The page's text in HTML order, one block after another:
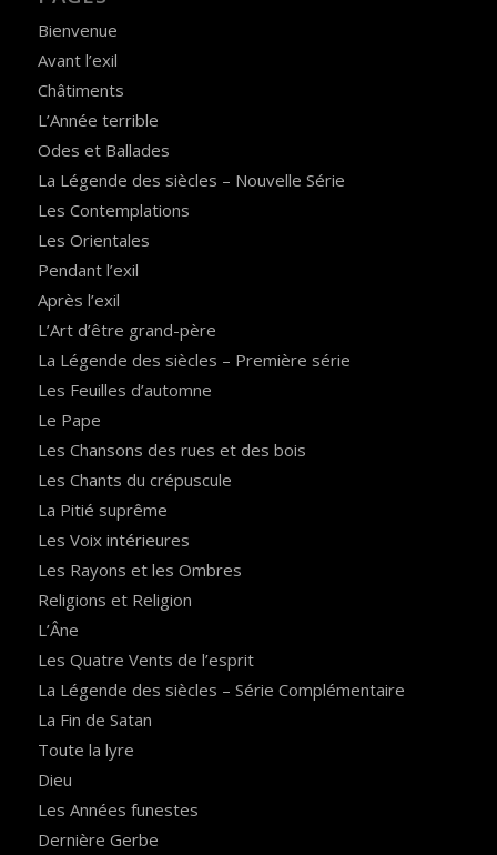
Bienvenue
Avant l’exil
Châtiments
L’Année terrible
Odes et Ballades
La Légende des siècles – Nouvelle Série
Les Contemplations
Les Orientales
Pendant l’exil
Après l’exil
L’Art d’être grand-père
La Légende des siècles – Première série
Les Feuilles d’automne
Le Pape
Les Chansons des rues et des bois
Les Chants du crépuscule
La Pitié suprême
Les Voix intérieures
Les Rayons et les Ombres
Religions et Religion
L’Âne
Les Quatre Vents de l’esprit
La Légende des siècles – Série Complémentaire
La Fin de Satan
Toute la lyre
Dieu
Les Années funestes
Dernière Gerbe